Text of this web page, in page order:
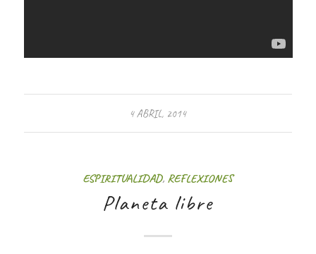
4 ABRIL, 2014
ESPIRITUALIDAD, REFLEXIONES
Planeta libre